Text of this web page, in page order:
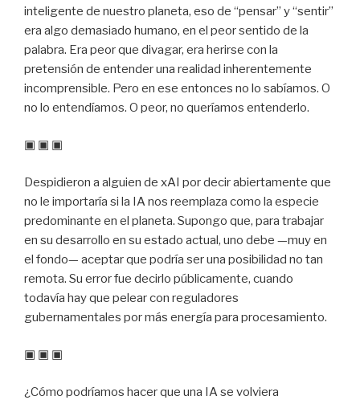
inteligente de nuestro planeta, eso de “pensar” y “sentir”
era algo demasiado humano, en el peor sentido de la
palabra. Era peor que divagar, era herirse con la
pretensión de entender una realidad inherentemente
incomprensible. Pero en ese entonces no lo sabíamos. O
no lo entendíamos. O peor, no queríamos entenderlo.
▣ ▣ ▣
Despidieron a alguien de xAI por decir abiertamente que
no le importaría si la IA nos reemplaza como la especie
predominante en el planeta. Supongo que, para trabajar
en su desarrollo en su estado actual, uno debe —muy en
el fondo— aceptar que podría ser una posibilidad no tan
remota. Su error fue decirlo públicamente, cuando
todavía hay que pelear con reguladores
gubernamentales por más energía para procesamiento.
▣ ▣ ▣
¿Cómo podríamos hacer que una IA se volviera